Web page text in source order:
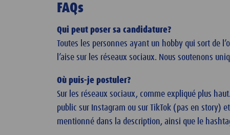
FAQs
Qui peut poser sa candidature?
Toutes les personnes ayant un hobby qui sort de
l’aise sur les réseaux sociaux. Nous soutenons
Où puis-je postuler?
Sur les réseaux sociaux, comme expliqué plus
public sur Instagram ou sur TikTok (pas en
mentionné dans la description, ainsi que le